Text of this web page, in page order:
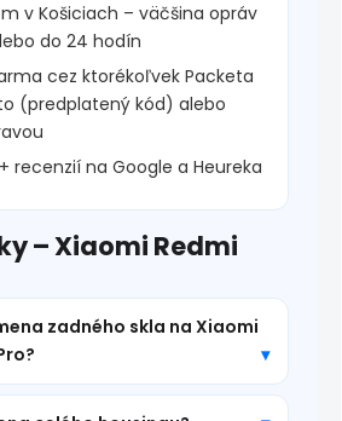
v Košiciach – väčšina opráv
do 24 hodín
cez ktorékoľvek Packeta
(predplatený kód) alebo
recenzií na Google a Heureka
– Xiaomi Redmi
zadného skla na Xiaomi